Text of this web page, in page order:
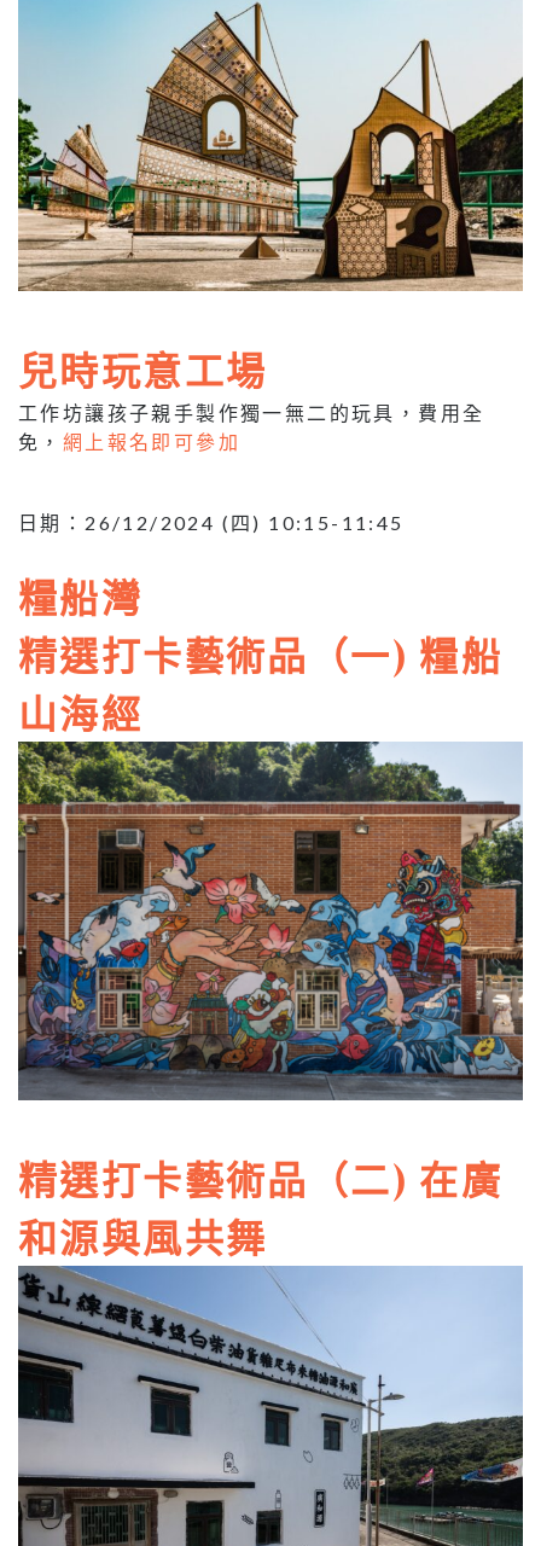
兒時玩意工場
工作坊讓孩子親手製作獨一無二的玩具，費用全
免， 網上報名即可參加
日期：26/12/2024 (四) 10:15-11:45
糧船灣
精選打卡藝術品（一) 糧船
山海經
精選打卡藝術品（二) 在廣
和源與風共舞